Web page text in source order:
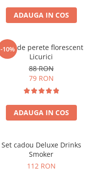
ADAUGA IN COS
-10%
Ceas de perete florescent
Licurici
88 RON
79 RON
ADAUGA IN COS
Set cadou Deluxe Drinks
Smoker
112 RON